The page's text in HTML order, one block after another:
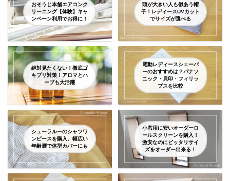
おそうじ本舗エアコンク
リーニング【体験】キャ
ンペーン利用でお得に！
頭が大きい人も似あう帽
子！レディースUVカット
でサイズが選べる
絶対見たくない！徹底ゴ
キブリ対策！アロマとハ
ーブも大活躍
電動レディースシェーバ
ーのおすすめは？パナソ
ニック・貝印・フィリッ
プスを比較
シューラルーのシャツワ
ンピースを購入。幅広い
年齢層で体型カバーにも
小窓用に安いオーダーロ
ールスクリーンを購入！
激安なのにピッタリサイ
ズをオーダー出来る！